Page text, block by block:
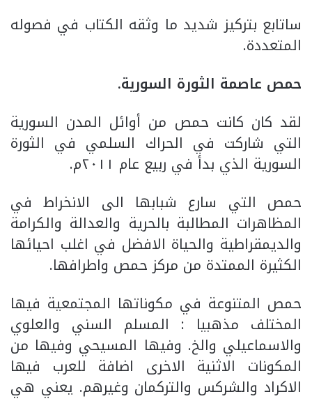
ساتابع بتركيز شديد ما وثقه الكتاب في فصوله
المتعددة.
حمص عاصمة الثورة السورية.
لقد كان كانت حمص من أوائل المدن السورية
التي شاركت في الحراك السلمي في الثورة
السورية الذي بدأ في ربيع عام ٢٠١١م.
حمص التي سارع شبابها الى الانخراط في
المظاهرات المطالبة بالحرية والعدالة والكرامة
والديمقراطية والحياة الافضل في اغلب احيائها
الكثيرة الممتدة من مركز حمص واطرافها.
حمص المتنوعة في مكوناتها المجتمعية فيها
المختلف مذهبيا : المسلم السني والعلوي
والاسماعيلي والخ. وفيها المسيحي وفيها من
المكونات الاثنية الاخرى اضافة للعرب فيها
الاكراد والشركس والتركمان وغيرهم. يعني هي